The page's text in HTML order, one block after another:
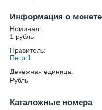
Информация о монете
Номинал:
1 рубль
Правитель:
Петр 1
Денежная единица:
Рубль
Каталожные номера